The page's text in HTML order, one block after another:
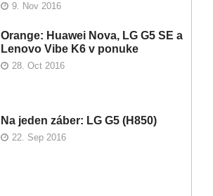
9. Nov 2016
Orange: Huawei Nova, LG G5 SE a
Lenovo Vibe K6 v ponuke
28. Oct 2016
Na jeden záber: LG G5 (H850)
22. Sep 2016